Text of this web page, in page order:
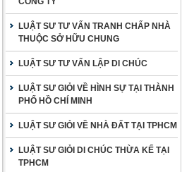
LUẬT SƯ TƯ VẤN TRANH CHẤP NHÀ
THUỘC SỞ HỮU CHUNG
LUẬT SƯ TƯ VẤN LẬP DI CHÚC
LUẬT SƯ GIỎI VỀ HÌNH SỰ TẠI THÀNH
PHỐ HỒ CHÍ MINH
LUẬT SƯ GIỎI VỀ NHÀ ĐẤT TẠI TPHCM
LUẬT SƯ GIỎI DI CHÚC THỪA KẾ TẠI
TPHCM